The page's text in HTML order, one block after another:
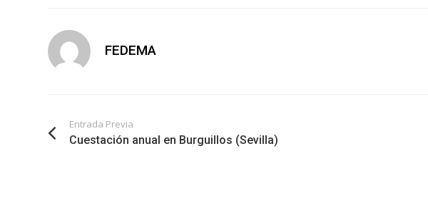
FEDEMA
Entrada Previa
Cuestación anual en Burguillos (Sevilla)